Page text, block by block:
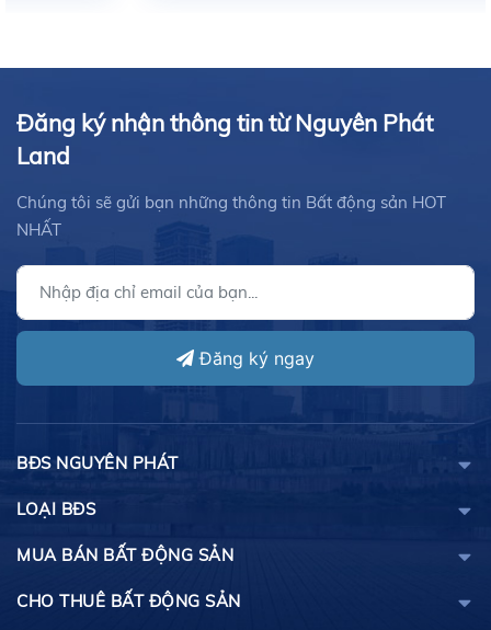
Đăng ký nhận thông tin từ Nguyên Phát
Land
Chúng tôi sẽ gửi bạn những thông tin Bất động sản HOT
NHẤT
Đăng ký ngay
BĐS NGUYÊN PHÁT
LOẠI BĐS
MUA BÁN BẤT ĐỘNG SẢN
CHO THUÊ BẤT ĐỘNG SẢN